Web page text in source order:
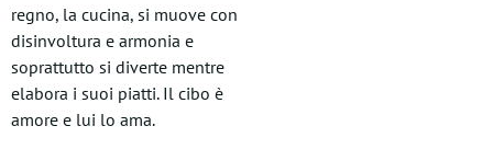
regno, la cucina, si muove con
disinvoltura e armonia e
soprattutto si diverte mentre
elabora i suoi piatti. Il cibo è
amore e lui lo ama.